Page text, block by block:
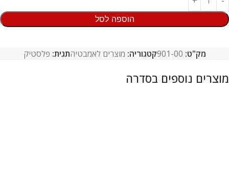
הוספה לסל
מק"ט: 901-00קטגוריה: מוצרים לאמבטיהתגית: פלסטיק